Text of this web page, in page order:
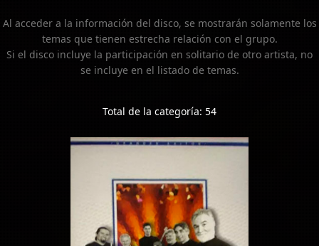
Al acceder a la información del disco, se mostrarán solamente los
temas que tienen estrecha relación con el grupo.
Si el disco incluye la participación en solitario de otro artista, no
se incluye en el listado de temas.
Total de la categoría: 54